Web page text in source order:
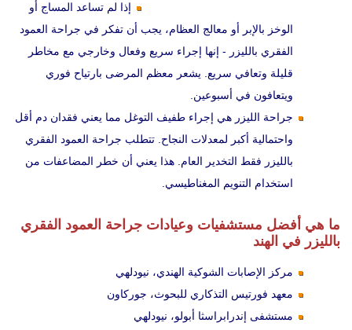
إذا لم تساعد المساج أو
الوخز بالإبر أو معالج العظام، يجب أن تفكر في جراحة العمود
الفقري بالليزر - إنها إجراء سريع وفعال وخارجي مع مخاطر
قليلة وتعافي سريع. يشعر معظم المرضى بارتياح فوري
ويتعافون في أسبوعين.
جراحة الليزر هي إجراء طفيف التوغل مما يعني فقدان دم أقل
واحتمالية أكبر لمعدلات النجاح. تتطلب جراحة العمود الفقري
بالليزر فقط التخدير العام. هذا يعني أن خطر المضاعفات من
استخدام التنويم المغناطيسي.
ما هي أفضل مستشفيات وعيادات جراحة العمود الفقري
بالليزر في الهند
مركز الإصابات الشوكية الهندي، نيودلهي
معهد فورتيس التذكاري للبحوث، جوركاون
مستشفى إندرابراسثا أبولو، نيودلهي